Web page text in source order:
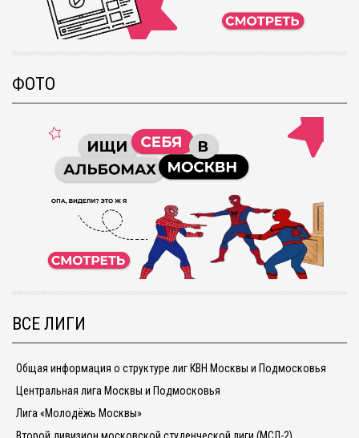
ФОТО
ВСЕ ЛИГИ
Общая информация о структуре лиг КВН Москвы и Подмосковья
Центральная лига Москвы и Подмосковья
Лига «Молодёжь Москвы»
Второй дивизион московской студенческой лиги (МСЛ-2)